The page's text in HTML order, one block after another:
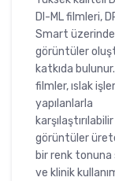
DI-ML filmleri,
Smart
görüntüler
katkıda
filmler, ıslak
yapılanlarla
karşılaştırılabilir
görüntüler
bir renk
ve klinik